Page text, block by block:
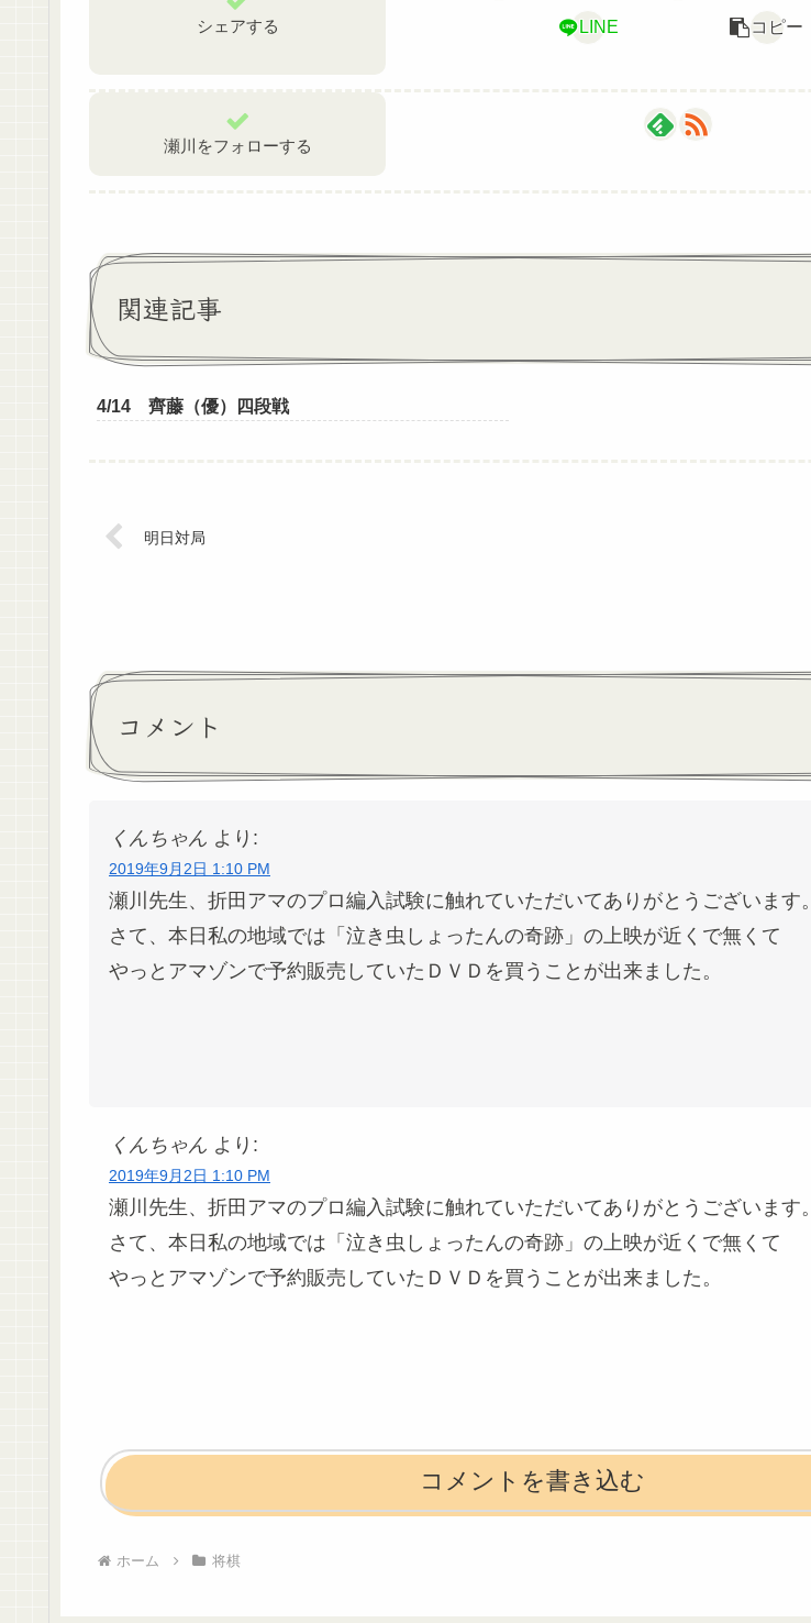
シェアする LINE コピー
瀬川をフォローする
関連記事
4/14 齊藤（優）四段戦
明日対局
コメント
くんちゃん より:
2019年9月2日 1:10 PM
瀬川先生、折田アマのプロ編入試験に触れていただいてありがとうございます。
さて、本日私の地域では「泣き虫しょったんの奇跡」の上映が近くで無くて
やっとアマゾンで予約販売していたＤＶＤを買うことが出来ました。
くんちゃん より:
2019年9月2日 1:10 PM
瀬川先生、折田アマのプロ編入試験に触れていただいてありがとうございます。
さて、本日私の地域では「泣き虫しょったんの奇跡」の上映が近くで無くて
やっとアマゾンで予約販売していたＤＶＤを買うことが出来ました。
コメントを書き込む
ホーム 将棋